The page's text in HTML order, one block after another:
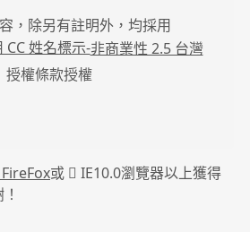
，除另有註明外，均採用
CC 姓名標示-非商業性 2.5 台灣
授權條款授權
FireFox或
IE10.0瀏覽器以上獲得